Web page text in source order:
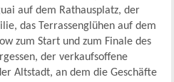
auf dem Rathausplatz, der
das Terrassenglühen auf dem
zum Start und zum Finale des
der verkaufsoffene
Altstadt, an dem die Geschäfte